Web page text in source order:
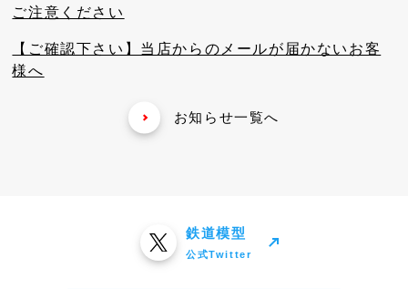
ご注意ください
【ご確認下さい】当店からのメールが届かないお客
様へ
お知らせ一覧へ
鉄道模型
公式Twitter